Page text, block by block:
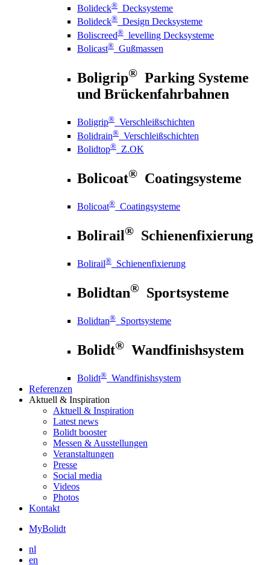
Bolideck® Decksysteme
Bolideck® Design Decksysteme
Boliscreed® levelling Decksysteme
Bolicast® Gußmassen
Boligrip® Parking Systeme
und Brückenfahrbahnen
Boligrip® Verschleißschichten
Bolidrain® Verschleißschichten
Bolidtop® Z.OK
Bolicoat® Coatingsysteme
Bolicoat® Coatingsysteme
Bolirail® Schienenfixierung
Bolirail® Schienenfixierung
Bolidtan® Sportsysteme
Bolidtan® Sportsysteme
Bolidt® Wandfinishsystem
Bolidt® Wandfinishsystem
Referenzen
Aktuell & Inspiration
Aktuell & Inspiration
Latest news
Bolidt booster
Messen & Ausstellungen
Veranstaltungen
Presse
Social media
Videos
Photos
Kontakt
MyBolidt
nl
en